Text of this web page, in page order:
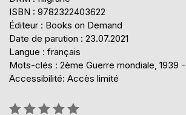
ISBN : 9782322403622
Éditeur : Books on Demand
Date de parution : 23.07.2021
Langue : français
Mots-clés : 2ème Guerre mondiale, 1939
Accessibilité: Accès limité
Évaluation: